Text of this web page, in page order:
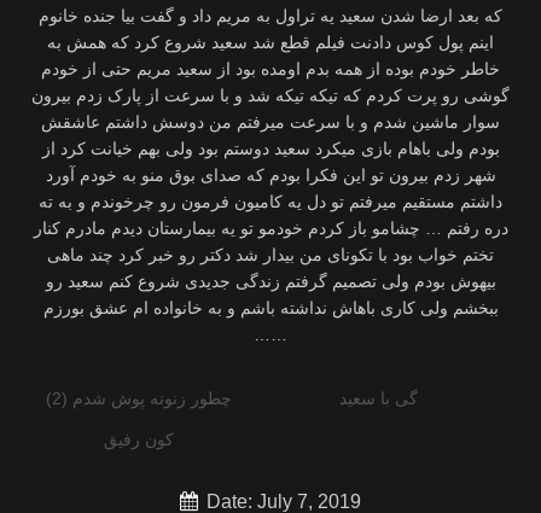
که بعد ارضا شدن سعید یه تراول به مریم داد و گفت بیا جنده خانوم
اینم پول کوس دادنت فیلم قطع شد سعید شروع کرد که همش به
خاطر خودم بوده از همه بدم اومده بود از سعید مریم حتی از خودم
گوشی رو پرت کردم که تیکه تیکه شد و با سرعت از پارک زدم بیرون
سوار ماشین شدم و با سرعت میرفتم من دوسش داشتم عاشقش
بودم ولی باهام بازی میکرد سعید دوستم بود ولی بهم خیانت کرد از
شهر زدم بیرون تو این فکرا بودم که صدای بوق منو به خودم آورد
داشتم مستقیم میرفتم تو دل یه کامیون فرمون رو چرخوندم و به ته
دره رفتم … چشامو باز کردم خودمو تو یه بیمارستان دیدم مادرم کنار
تختم خواب بود با تکونای من بیدار شد دکتر رو خبر کرد چند ماهی
بیهوش بودم ولی تصمیم گرفتم زندگی جدیدی شروع کنم سعید رو
ببخشم ولی کاری باهاش نداشته باشم و به خانواده ام عشق بورزم
چطور زنونه پوش شدم (2) گی با سعید
کون رفیق
Date: July 7, 2019